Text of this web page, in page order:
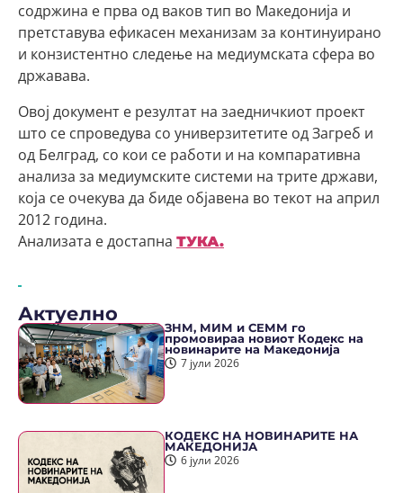
содржина е прва од ваков тип во Македонија и
претставува ефикасен механизам за континуирано
и конзистентно следење на медиумската сфера во
државава.
Овој документ е резултат на заедничкиот проект
што се спроведува со универзитетите од Загреб и
од Белград, со кои се работи и на компаративна
анализа за медиумските системи на трите држави,
која се очекува да биде објавена во текот на април
2012 година.
Анализата е достапна ТУКА.
Актуелно
ЗНМ, МИМ и СЕММ го
промовираа новиот Кодекс на
новинарите на Македонија
7 јули 2026
КОДЕКС НА НОВИНАРИТЕ НА
МАКЕДОНИЈА
6 јули 2026